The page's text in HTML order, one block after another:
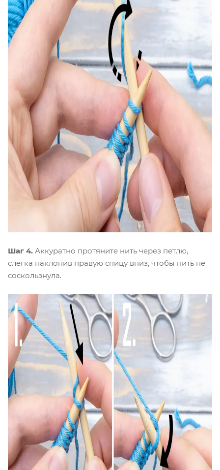
Шаг 4. Аккуратно протяните нить через петлю,
слегка наклонив правую спицу вниз, чтобы нить не
соскользнула.